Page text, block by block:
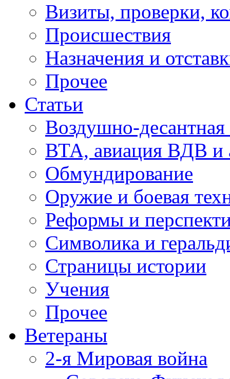
Визиты, проверки,
Происшествия
Назначения и
Прочее
Статьи
Воздушно-десантная
ВТА, авиация ВДВ и
Обмундирование
Оружие и боевая
Реформы и
Символика и
Страницы истории
Учения
Прочее
Ветераны
2-я Мировая война